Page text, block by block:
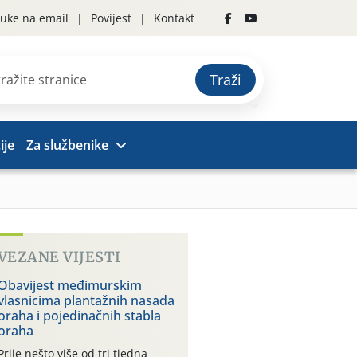
na email Povijest Kontakt
Traži
Za službenike
VIJESTI
međimurskim
plantažnih nasada
i pojedinačnih stabla
nešto više od tri tjedna